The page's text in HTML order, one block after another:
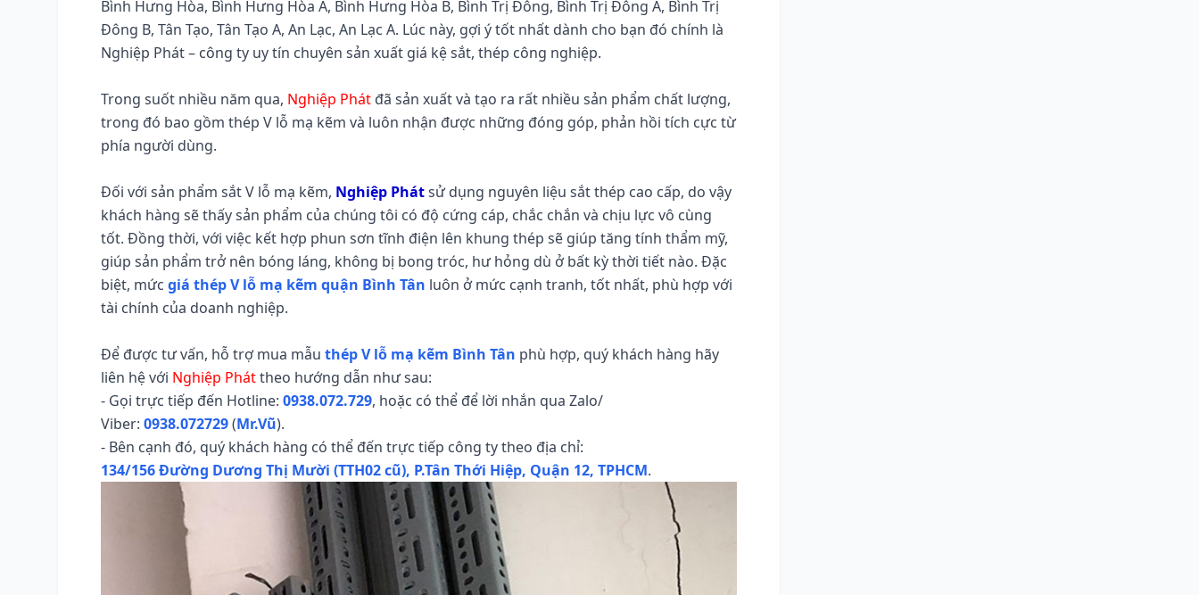
Bình Hưng Hòa, Bình Hưng Hòa A, Bình Hưng Hòa B, Bình Trị Đông, Bình Trị Đông A, Bình Trị
Đông B, Tân Tạo, Tân Tạo A, An Lạc, An Lạc A. Lúc này, gợi ý tốt nhất dành cho bạn đó chính là
Nghiệp Phát – công ty uy tín chuyên sản xuất giá kệ sắt, thép công nghiệp.
Trong suốt nhiều năm qua, Nghiệp Phát đã sản xuất và tạo ra rất nhiều sản phẩm chất lượng,
trong đó bao gồm thép V lỗ mạ kẽm và luôn nhận được những đóng góp, phản hồi tích cực từ
phía người dùng.
Đối với sản phẩm sắt V lỗ mạ kẽm, Nghiệp Phátsử dụng nguyên liệu sắt thép cao cấp, do vậy
khách hàng sẽ thấy sản phẩm của chúng tôi có độ cứng cáp, chắc chắn và chịu lực vô cùng
tốt. Đồng thời, với việc kết hợp phun sơn tĩnh điện lên khung thép sẽ giúp tăng tính thẩm mỹ,
giúp sản phẩm trở nên bóng láng, không bị bong tróc, hư hỏng dù ở bất kỳ thời tiết nào. Đặc
biệt, mức giá thép V lỗ mạ kẽm quận Bình Tân luôn ở mức cạnh tranh, tốt nhất, phù hợp với
tài chính của doanh nghiệp.
Để được tư vấn, hỗ trợ mua mẫu thép V lỗ mạ kẽm Bình Tân phù hợp, quý khách hàng hãy
liên hệ với Nghiệp Pháttheo hướng dẫn như sau:
- Gọi trực tiếp đến Hotline: 0938.072.729, hoặc có thể để lời nhắn qua Zalo/
Viber: 0938.072729(Mr.Vũ).
- Bên cạnh đó, quý khách hàng có thể đến trực tiếp công ty theo địa chỉ:
134/156 Đường Dương Thị Mười (TTH02 cũ), P.Tân Thới Hiệp, Quận 12, TPHCM.